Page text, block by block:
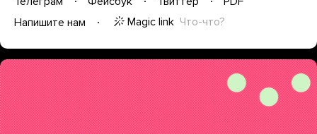
Напишите нам
Magic link Что-что?